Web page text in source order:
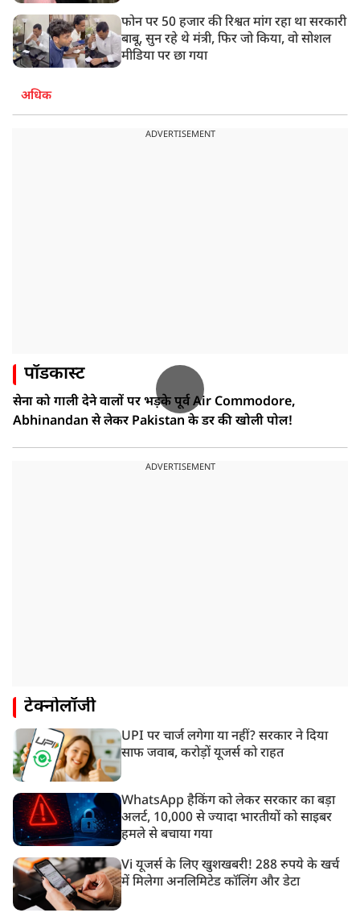
फोन पर 50 हजार की रिश्वत मांग रहा था सरकारी
बाबू, सुन रहे थे मंत्री, फिर जो किया, वो सोशल
मीडिया पर छा गया
अधिक
ADVERTISEMENT
पॉडकास्ट
सेना को गाली देने वालों पर भड़के पूर्व Air Commodore,
Abhinandan से लेकर Pakistan के डर की खोली पोल!
ADVERTISEMENT
टेक्नोलॉजी
UPI पर चार्ज लगेगा या नहीं? सरकार ने दिया
साफ जवाब, करोड़ों यूजर्स को राहत
WhatsApp हैकिंग को लेकर सरकार का बड़ा
अलर्ट, 10,000 से ज्यादा भारतीयों को साइबर
हमले से बचाया गया
Vi यूजर्स के लिए खुशखबरी! 288 रुपये के खर्च
में मिलेगा अनलिमिटेड कॉलिंग और डेटा